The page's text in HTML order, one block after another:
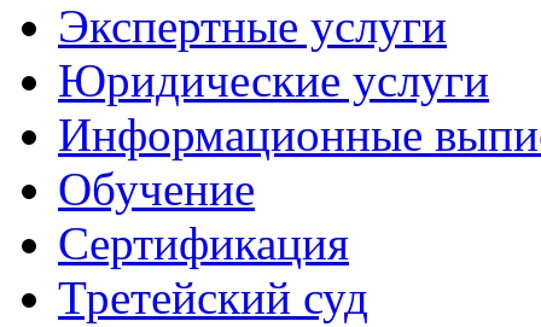
Экспертные услуги
Юридические услуги
Информационные
Обучение
Сертификация
Третейский суд